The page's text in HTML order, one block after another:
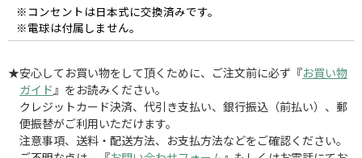
※コンセントは日本式に交換済みです。
※電球は付属しません。
★安心してお買い物をして頂くために、ご注文前に必ず『お買い物
ガイド 』をお読みください。
クレジットカード決済、代引き支払い、銀行振込（前払い）、郵
便振替がご利用いただけます。
注意事項、送料・配送方法、お支払方法などをご確認ください。